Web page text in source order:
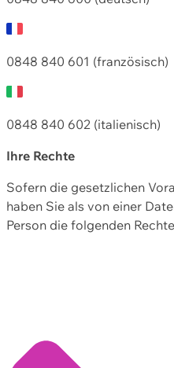
0848 840 601 (französisch)
0848 840 602 (italienisch)
Ihre Rechte
Sofern die gesetzlichen
haben Sie als von einer
Person die folgenden